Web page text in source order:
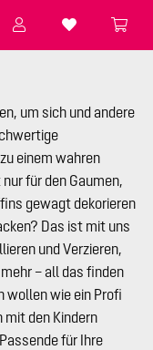
&
Aufbewahren
& Baguette
Speisefarben
&
Kerzen
fresh&cool
um sich und andere
einem wahren
für den Gaumen,
gewagt dekorieren
Das ist mit uns
und Verzieren,
– all das finden
wollen wie ein Profi
den Kindern
für Ihre